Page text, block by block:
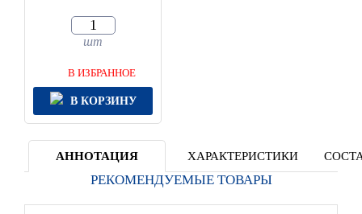
шт
В ИЗБРАННОЕ
В КОРЗИНУ
АННОТАЦИЯ ХАРАКТЕРИСТИКИ
РЕКОМЕНДУЕМЫЕ ТОВАРЫ